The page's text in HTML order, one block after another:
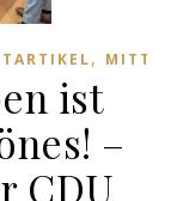
,
ist
–
CDU